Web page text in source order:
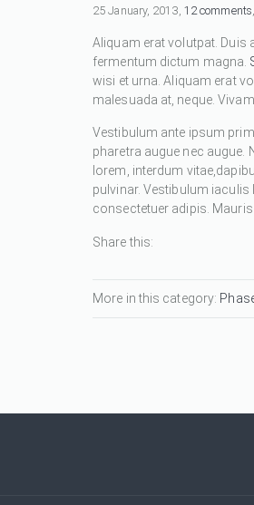
25 January, 2013, 12 comments
Aliquam erat volutpat. Duis
fermentum dictum magna.
wisi et urna. Aliquam erat
malesuada at, neque.
Vestibulum ante ipsum
pharetra augue nec augue.
lorem, interdum
pulvinar. Vestibulum
consectetuer adipis.
Share this:
More in this category: